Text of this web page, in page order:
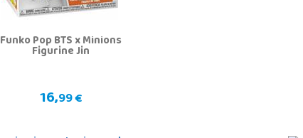
Funko Pop BTS x Minions
Figurine Jin
16,99 €